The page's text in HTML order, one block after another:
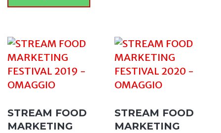
STREAM FOOD
MARKETING
STREAM FOOD
MARKETING